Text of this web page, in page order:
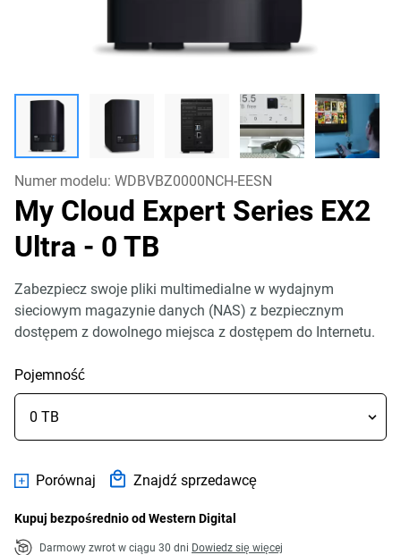
Numer modelu: WDBVBZ0000NCH-EESN
My Cloud Expert Series EX2
Ultra - 0 TB
Zabezpiecz swoje pliki multimedialne w wydajnym
sieciowym magazynie danych (NAS) z bezpiecznym
dostępem z dowolnego miejsca z dostępem do Internetu.
Pojemność
Porównaj Znajdź sprzedawcę
Kupuj bezpośrednio od Western Digital
Darmowy zwrot w ciągu 30 dni Dowiedz się więcej